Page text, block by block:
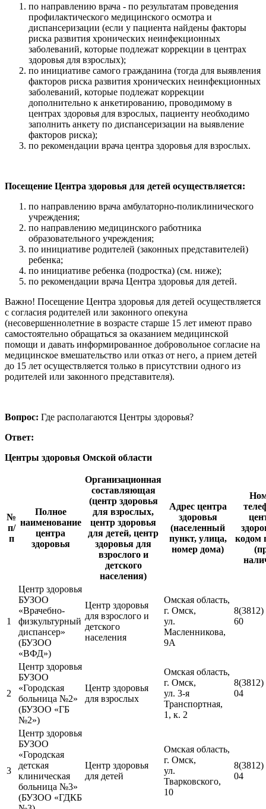
по направлению врача - по результатам проведения
профилактического медицинского осмотра и
диспансеризации (если у пациента найдены факторы
риска развития хронических неинфекционных
заболеваний, которые подлежат коррекции в центрах
здоровья для взрослых);
по инициативе самого гражданина (тогда для выявления
факторов риска развития хронических неинфекционных
заболеваний, которые подлежат коррекции
дополнительно к анкетированию, проводимому в
центрах здоровья для взрослых, пациенту необходимо
заполнить анкету по диспансеризации на выявление
факторов риска);
по рекомендации врача центра здоровья для взрослых.
Посещение Центра здоровья для детей осуществляется:
по направлению врача амбулаторно-поликлинического
учреждения;
по направлению медицинского работника
образовательного учреждения;
по инициативе родителей (законных представителей)
ребенка;
по инициативе ребенка (подростка) (см. ниже);
по рекомендации врача Центра здоровья для детей.
Важно! Посещение Центра здоровья для детей осуществляется
с согласия родителей или законного опекуна
(несовершеннолетние в возрасте старше 15 лет имеют право
самостоятельно обращаться за оказанием медицинской
помощи и давать информированное добровольное согласие на
медицинское вмешательство или отказ от него, а прием детей
до 15 лет осуществляется только в присутствии одного из
родителей или законного представителя).
Вопрос: Где располагаются Центры здоровья?
Ответ:
Центры здоровья Омской области
№
п/
п
Полное
наименование
центра
здоровья
Организационная
составляющая
(центр здоровья
для взрослых,
центр здоровья
для детей, центр
здоровья для
взрослого и
детского
населения)
Адрес центра
здоровья
(населенный
пункт, улица,
номер дома)
кодом
1
Центр здоровья
БУЗОО
«Врачебно-
физкультурный
диспансер»
(БУЗОО
«ВФД»)
Центр здоровья
для взрослого и
детского
населения
Омская область,
г. Омск,
ул.
Масленникова,
9А
8(3812)
60
2
Центр здоровья
БУЗОО
«Городская
больница №2»
(БУЗОО «ГБ
№2»)
Центр здоровья
для взрослых
Омская область,
г. Омск,
ул. 3-я
Транспортная,
1, к. 2
8(3812)
04
3
Центр здоровья
БУЗОО
«Городская
детская
клиническая
больница №3»
(БУЗОО «ГДКБ
Центр здоровья
для детей
Омская область,
г. Омск,
ул.
Тварковского,
10
8(3812)
04